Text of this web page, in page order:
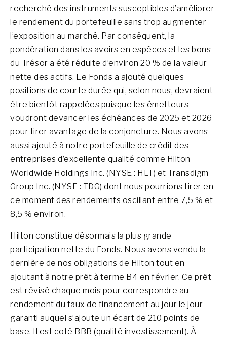
recherché des instruments susceptibles d’améliorer
le rendement du portefeuille sans trop augmenter
l’exposition au marché. Par conséquent, la
pondération dans les avoirs en espèces et les bons
du Trésor a été réduite d’environ 20 % de la valeur
nette des actifs. Le Fonds a ajouté quelques
positions de courte durée qui, selon nous, devraient
être bientôt rappelées puisque les émetteurs
voudront devancer les échéances de 2025 et 2026
pour tirer avantage de la conjoncture. Nous avons
aussi ajouté à notre portefeuille de crédit des
entreprises d’excellente qualité comme Hilton
Worldwide Holdings Inc. (NYSE : HLT) et Transdigm
Group Inc. (NYSE : TDG) dont nous pourrions tirer en
ce moment des rendements oscillant entre 7,5 % et
8,5 % environ.
Hilton constitue désormais la plus grande
participation nette du Fonds. Nous avons vendu la
dernière de nos obligations de Hilton tout en
ajoutant à notre prêt à terme B4 en février. Ce prêt
est révisé chaque mois pour correspondre au
rendement du taux de financement au jour le jour
garanti auquel s’ajoute un écart de 210 points de
base. Il est coté BBB (qualité investissement). À